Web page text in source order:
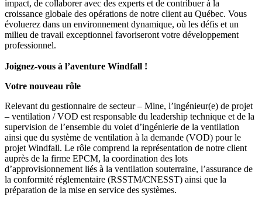
impact, de collaborer avec des experts et de contribuer à la
croissance globale des opérations de notre client au Québec. Vous
évoluerez dans un environnement dynamique, où les défis et un
milieu de travail exceptionnel favoriseront votre développement
professionnel.
Joignez-vous à l’aventure Windfall !
Votre nouveau rôle
Relevant du gestionnaire de secteur – Mine, l’ingénieur(e) de projet
– ventilation / VOD est responsable du leadership technique et de la
supervision de l’ensemble du volet d’ingénierie de la ventilation
ainsi que du système de ventilation à la demande (VOD) pour le
projet Windfall. Le rôle comprend la représentation de notre client
auprès de la firme EPCM, la coordination des lots
d’approvisionnement liés à la ventilation souterraine, l’assurance de
la conformité réglementaire (RSSTM/CNESST) ainsi que la
préparation de la mise en service des systèmes.